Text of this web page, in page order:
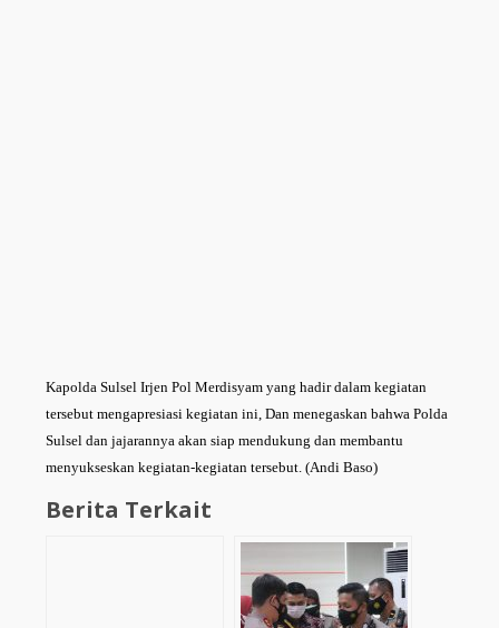
Kapolda Sulsel Irjen Pol Merdisyam yang hadir dalam kegiatan
tersebut mengapresiasi kegiatan ini, Dan menegaskan bahwa Polda
Sulsel dan jajarannya akan siap mendukung dan membantu
menyukseskan kegiatan-kegiatan tersebut. (Andi Baso)
Berita Terkait